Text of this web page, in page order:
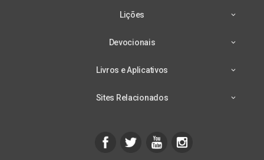
Lições
Devocionais
Livros e Aplicativos
Sites Relacionados